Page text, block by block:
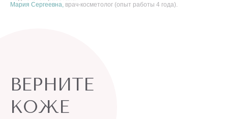
Увлажнение кожи, насыщение ее с помощью
специальных питательных сывороток.
Мария Сергеевна, врач-косметолог (опыт работы 4 года).
ВЕРНИТЕ
КОЖЕ